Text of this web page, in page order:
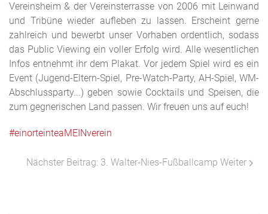
Vereinsheim & der Vereinsterrasse von 2006 mit Leinwand
und Tribüne wieder aufleben zu lassen. Erscheint gerne
zahlreich und bewerbt unser Vorhaben ordentlich, sodass
das Public Viewing ein voller Erfolg wird. Alle wesentlichen
Infos entnehmt ihr dem Plakat. Vor jedem Spiel wird es ein
Event (Jugend-Eltern-Spiel, Pre-Watch-Party, AH-Spiel, WM-
Abschlussparty...) geben sowie Cocktails und Speisen, die
zum gegnerischen Land passen. Wir freuen uns auf euch!
#einorteinteaMEINverein
Nächster Beitrag: 3. Walter-Nies-Fußballcamp Weiter